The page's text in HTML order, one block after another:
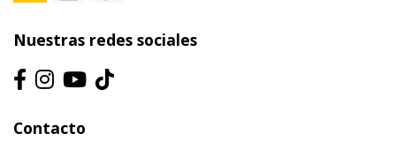
Nuestras redes sociales
Contacto